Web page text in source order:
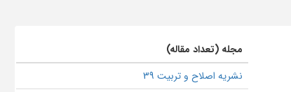
مجله (تعداد مقاله)
نشریه اصلاح و تربیت 39